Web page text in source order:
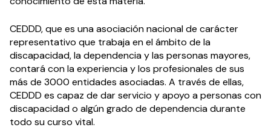
CEDDD, que es una asociación nacional de carácter
representativo que trabaja en el ámbito de la
discapacidad, la dependencia y las personas mayores,
contará con la experiencia y los profesionales de sus
más de 3000 entidades asociadas. A través de ellas,
CEDDD es capaz de dar servicio y apoyo a personas con
discapacidad o algún grado de dependencia durante
todo su curso vital.